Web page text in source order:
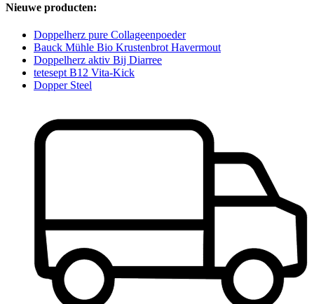
Nieuwe producten:
Doppelherz pure Collageenpoeder
Bauck Mühle Bio Krustenbrot Havermout
Doppelherz aktiv Bij Diarree
tetesept B12 Vita-Kick
Dopper Steel